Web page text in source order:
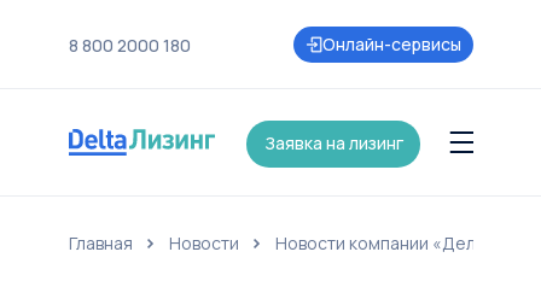
8 800 2000 180 Онлайн-сервисы
Заявка на лизинг
КонтактыСтрахованиеКарьераАкции и партнеры
Главная Новости Новости компании